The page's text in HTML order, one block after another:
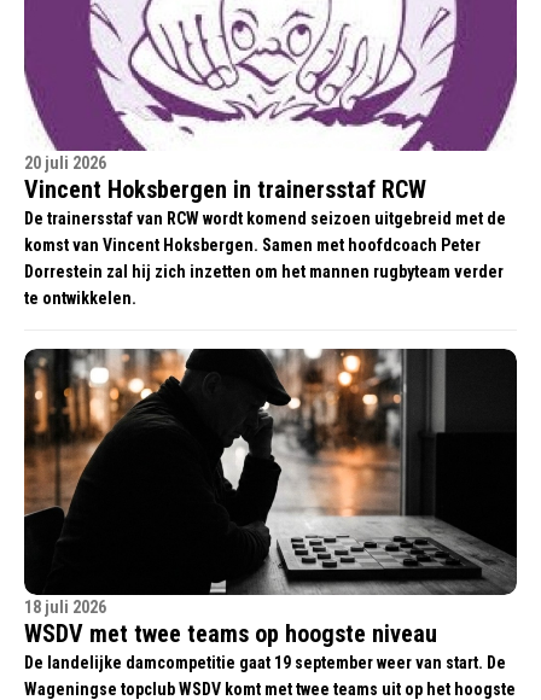
20 juli 2026
Vincent Hoksbergen in trainersstaf RCW
De trainersstaf van RCW wordt komend seizoen uitgebreid met de
komst van Vincent Hoksbergen. Samen met hoofdcoach Peter
Dorrestein zal hij zich inzetten om het mannen rugbyteam verder
te ontwikkelen.
18 juli 2026
WSDV met twee teams op hoogste niveau
De landelijke damcompetitie gaat 19 september weer van start. De
Wageningse topclub WSDV komt met twee teams uit op het hoogste